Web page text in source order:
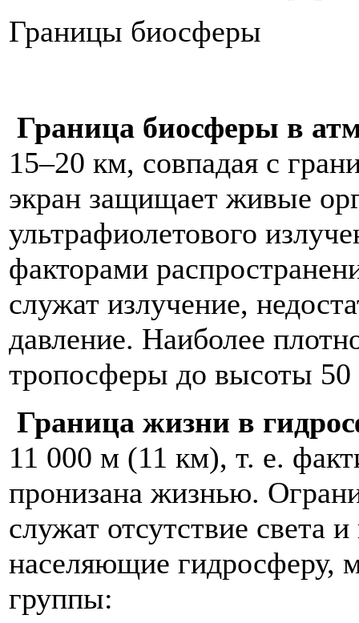
Границы биосферы
Граница биосферы в
15–20 км, совпадая с
экран защищает живые
ультрафиолетового
факторами
служат излучение,
давление. Наиболее
тропосферы до высоты
Граница жизни в
11 000 м (11 км), т. е.
пронизана жизнью.
служат отсутствие света
населяющие гидросферу,
группы: